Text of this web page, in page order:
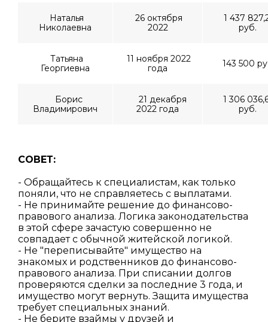
Наталья
Николаевна
26 октября
2022
1 437
руб.
Татьяна
Георгиевна
11 ноября 2022
года
143 500
Борис
Владимирович
21 декабря
2022 года
1 306
руб.
СОВЕТ:
- Обращайтесь к специалистам, как только
поняли, что не справляетесь с выплатами.
- Не принимайте решение до финансово-
правового анализа. Логика законодательства
в этой сфере зачастую совершенно не
совпадает с обычной житейской логикой.
- Не "переписывайте" имущество на
знакомых и родственников до финансово-
правового анализа. При списании долгов
проверяются сделки за последние 3 года, и
имущество могут вернуть. Защита имущества
требует специальных знаний.
- Не берите взаймы у друзей и